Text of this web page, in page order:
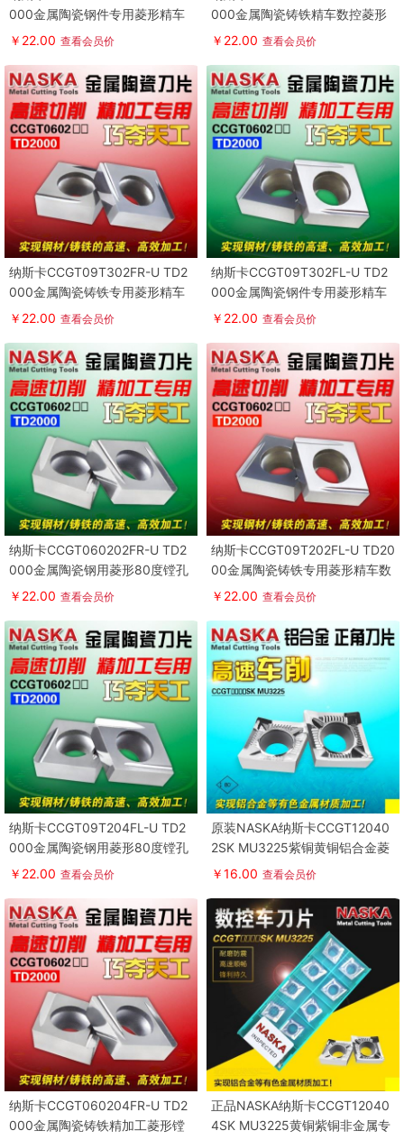
000金属陶瓷钢件专用菱形精车
数控车刀片
￥22.00 查看会员价
000金属陶瓷铸铁精车数控菱形
镗孔车刀片
￥22.00 查看会员价
纳斯卡CCGT09T302FR-U TD2
000金属陶瓷铸铁专用菱形精车
数控车刀片
￥22.00 查看会员价
纳斯卡CCGT09T302FL-U TD2
000金属陶瓷钢件专用菱形精车
数控车刀片
￥22.00 查看会员价
纳斯卡CCGT060202FR-U TD2
000金属陶瓷钢用菱形80度镗孔
精车数控刀片
￥22.00 查看会员价
纳斯卡CCGT09T202FL-U TD20
00金属陶瓷铸铁专用菱形精车数
控车刀片
￥22.00 查看会员价
纳斯卡CCGT09T204FL-U TD2
000金属陶瓷钢用菱形80度镗孔
精车数控刀片
￥22.00 查看会员价
原装NASKA纳斯卡CCGT12040
2SK MU3225紫铜黄铜铝合金菱
形车刀片
￥16.00 查看会员价
纳斯卡CCGT060204FR-U TD2
000金属陶瓷铸铁精加工菱形镗
正品NASKA纳斯卡CCGT12040
4SK MU3225黄铜紫铜非金属专